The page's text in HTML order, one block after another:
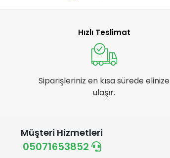
Emka Max
Ferrino
First
Hızlı Teslimat
Siparişleriniz en kısa sürede elinize
ulaşır.
Müşteri Hizmetleri
05071653852